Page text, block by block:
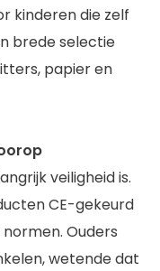
kinderen die zelf
brede selectie
papier en
veiligheid is.
CE-gekeurd
Ouders
wetende dat